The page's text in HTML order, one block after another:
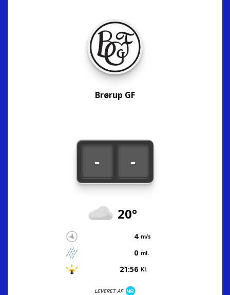
- -
20°
4 m/s
0 ml.
21:56 Kl.
LEVERET AF
Brørup GF